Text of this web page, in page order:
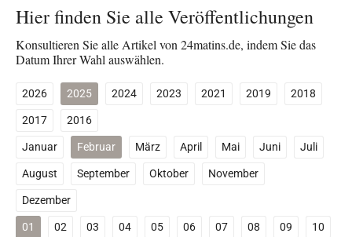
Hier finden Sie alle Veröffentlichungen
Konsultieren Sie alle Artikel von 24matins.de, indem Sie das
Datum Ihrer Wahl auswählen.
2026 2025 2024 2023 2021 2019
2018
2017
2016
Januar
Februar März April Mai Juni
Juli
August
September Oktober
November
Dezember
01
02 03 04 05 06 07 08 09
10